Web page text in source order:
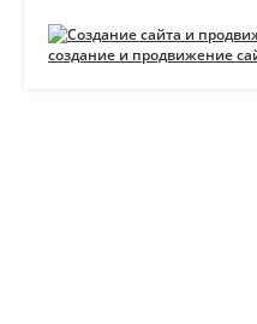
создание и продвижение